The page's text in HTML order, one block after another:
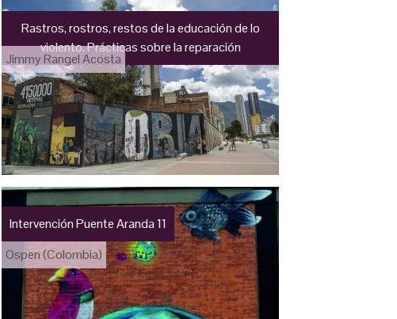
Rastros, rostros, restos de la educación de lo
violento. Prácticas sobre la reparación
Jimmy Rangel Acosta
Intervención Puente Aranda 11
Ospen (Colombia)